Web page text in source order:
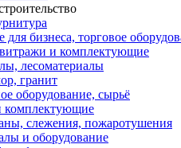
для бизнеса, торговое
и комплектующие
лесоматериалы
гранит
оборудование, сырьё
комплектующие
слежения, пожаротушения
и оборудование